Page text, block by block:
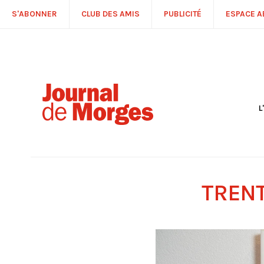
S'ABONNER CLUB DES AMIS PUBLICITÉ ESPACE